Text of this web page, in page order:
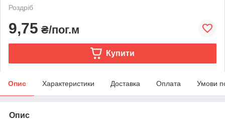
Роздріб
9,75 ₴/пог.м
Купити
Опис Характеристики Доставка Оплата Умови
Опис